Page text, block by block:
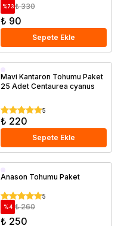
%73 ₺ 330
₺ 90
Sepete Ekle
Mavi Kantaron Tohumu Paket
25 Adet Centaurea cyanus
5
₺ 220
Sepete Ekle
Anason Tohumu Paket
5
%4 ₺ 260
₺ 250